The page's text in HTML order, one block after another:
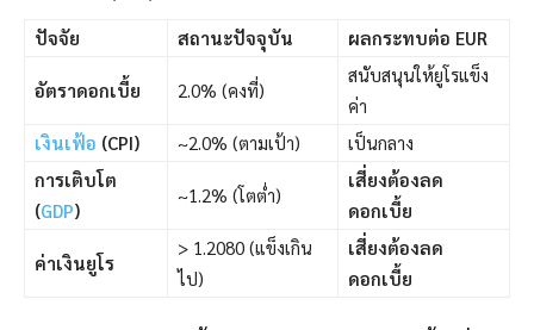
ปัจจัย สถานะปัจจุบัน ผลกระทบต่อ EUR
อัตราดอกเบี้ย 2.0% (คงที่)
สนับสนุนให้ยูโรแข็ง
ค่า
เงินเฟ้อ (CPI) ~2.0% (ตามเป้า)
เป็นกลาง
การเติบโต
(GDP)
~1.2% (โตต่ำ)
เสี่ยงต้องลด
ดอกเบี้ย
ค่าเงินยูโร
> 1.2080 (แข็งเกิน
ไป)
เสี่ยงต้องลด
ดอกเบี้ย